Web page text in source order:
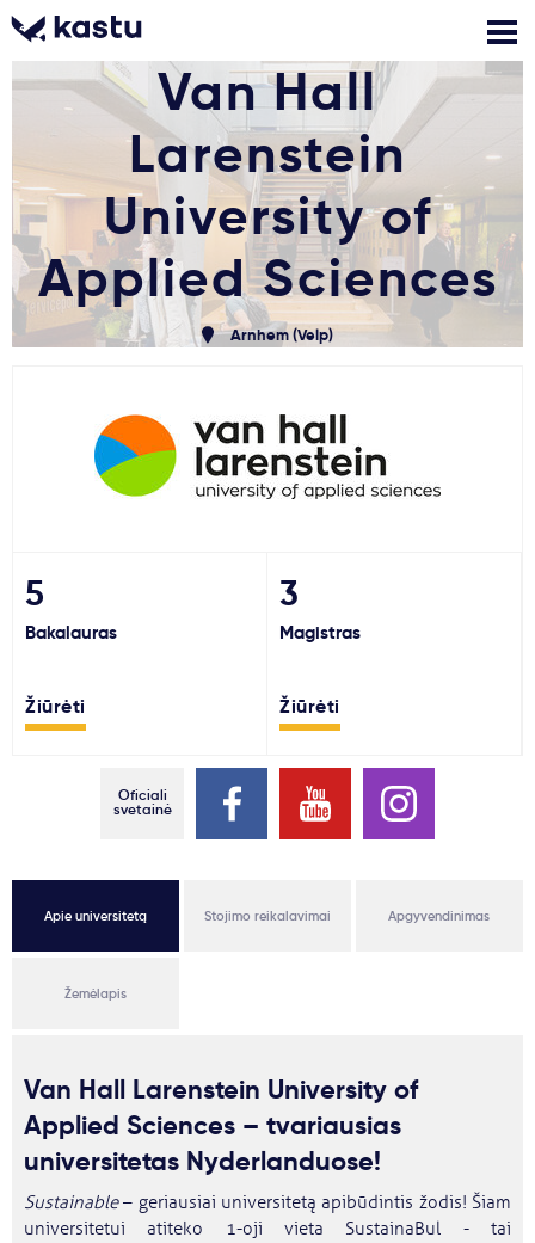
Prisijungti
1
Pranešimai
Stojimo anketa
Nemokamos
konsultacijos
Kontaktai
Kur studijuoti?
Kaip įstoti?
Paslaugos
Kodėl Kastu?
Naujienos
Van Hall
Larenstein
University of
Applied Sciences
Arnhem (Velp)
5
Bakalauras
Žiūrėti
3
Magistras
Žiūrėti
Oficiali
svetainė
Apie universitetą Stojimo reikalavimai Apgyvendinimas
Žemėlapis
Van Hall Larenstein University of
Applied Sciences – tvariausias
universitetas Nyderlanduose!
Sustainable– geriausiai universitetą apibūdintis žodis! Šiam
universitetui atiteko 1-oji vieta SustainaBul - tai